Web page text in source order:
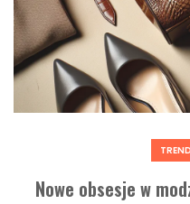
Nowe obsesje w